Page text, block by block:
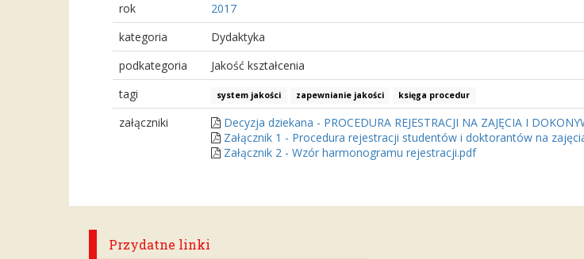
rok
2017
kategoria
Dydaktyka
podkategoria
Jakość kształcenia
tagi
system jakości zapewnianie jakości księga procedur
załączniki
Decyzja dziekana - PROCEDURA REJESTRACJI NA ZAJĘCIA I
Załącznik 1 - Procedura rejestracji studentów i doktorantów na
Załącznik 2 - Wzór harmonogramu rejestracji.pdf
Przydatne linki